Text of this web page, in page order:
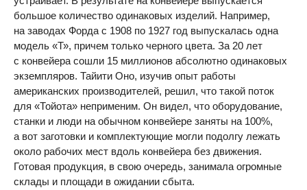
большое количество одинаковых изделий. Например,
на заводах Форда с 1908 по 1927 год выпускалась одна
модель «Т», причем только черного цвета. За 20 лет
с конвейера сошли 15 миллионов абсолютно одинаковых
экземпляров. Тайити Оно, изучив опыт работы
американских производителей, решил, что такой поток
для «Тойота» неприменим. Он видел, что оборудование,
станки и люди на обычном конвейере заняты на 100%,
а вот заготовки и комплектующие могли подолгу лежать
около рабочих мест вдоль конвейера без движения.
Готовая продукция, в свою очередь, занимала огромные
склады и площади в ожидании сбыта.